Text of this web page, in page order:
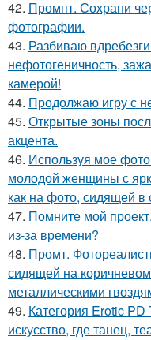
42. Промпт. Сохрани
фотографии.
43. Разбиваю
нефотогеничность,
камерой!
44. Продолжаю игру с
45. Открытые зоны
акцента.
46. Используя мое
молодой женщины с
как на фото, сидящей в
47. Помните мой
из-за времени?
48. Промт.
сидящей на
металлическими
49. Категория Erotic PD
искусство, где танец,